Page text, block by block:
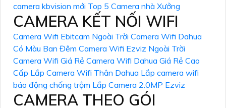
camera kbvision mới Top 5 Camera nhà Xưởng
CAMERA KẾT NỐI WIFI
Camera Wifi Ebitcam Ngoài Trời Camera Wifi Dahua
Có Màu Ban Đêm Camera Wifi Ezviz Ngoài Trời
Camera Wifi Giá Rẻ Camera Wifi Dahua Giá Rẻ Cao
Cấp Lắp Camera Wifi Thân Dahua Lắp camera wifi
báo động chống trộm Lắp Camera 2.0MP Ezviz
CAMERA THEO GÓI